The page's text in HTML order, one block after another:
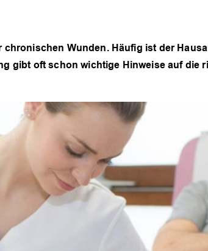
Wunden. Häufig ist der
gibt oft schon wichtige Hinweise auf die